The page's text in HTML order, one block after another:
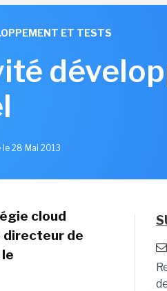
ET TESTS
le 28 Mai 2013
cloud
directeur de